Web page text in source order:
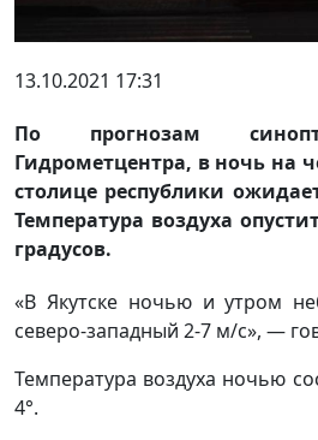
13.10.2021 17:31
По прогнозам
Гидрометцентра, в ночь на
столице республики
Температура воздуха
градусов.
«В Якутске ночью и утром
северо-западный 2-7 м/с», —
Температура воздуха ночью
4°.